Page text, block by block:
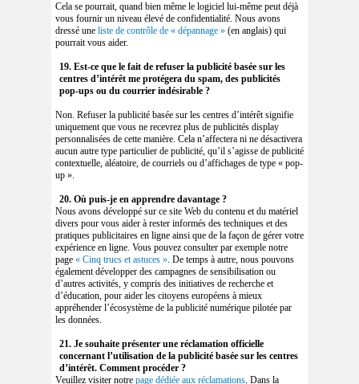
Cela se pourrait, quand bien même le logiciel lui-même peut déjà
vous fournir un niveau élevé de confidentialité. Nous avons
dressé une liste de contrôle de « dépannage » (en anglais) qui
pourrait vous aider.
19. Est-ce que le fait de refuser la publicité basée sur les
centres d’intérêt me protégera du spam, des publicités
pop-ups ou du courrier indésirable ?
Non. Refuser la publicité basée sur les centres d’intérêt signifie
uniquement que vous ne recevrez plus de publicités display
personnalisées de cette manière. Cela n’affectera ni ne désactivera
aucun autre type particulier de publicité, qu’il s’agisse de publicité
contextuelle, aléatoire, de courriels ou d’affichages de type « pop-
up ».
20. Où puis-je en apprendre davantage ?
Nous avons développé sur ce site Web du contenu et du matériel
divers pour vous aider à rester informés des techniques et des
pratiques publicitaires en ligne ainsi que de la façon de gérer votre
expérience en ligne. Vous pouvez consulter par exemple notre
page « Cinq trucs et astuces ». De temps à autre, nous pouvons
également développer des campagnes de sensibilisation ou
d’autres activités, y compris des initiatives de recherche et
d’éducation, pour aider les citoyens européens à mieux
appréhender l’écosystème de la publicité numérique pilotée par
les données.
21. Je souhaite présenter une réclamation officielle
concernant l’utilisation de la publicité basée sur les centres
d’intérêt. Comment procéder ?
Veuillez visiter notre page dédiée aux réclamations. Dans la